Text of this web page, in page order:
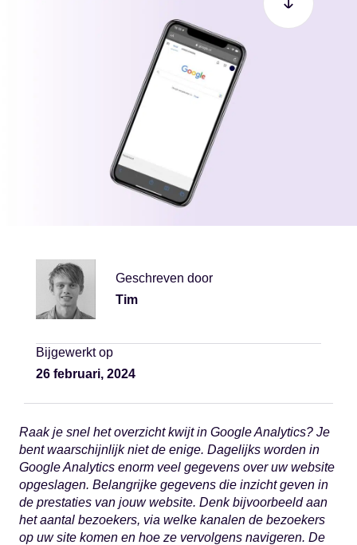
Geschreven door
Tim
Bijgewerkt op
26 februari, 2024
Raak je snel het overzicht kwijt in Google Analytics? Je
bent waarschijnlijk niet de enige. Dagelijks worden in
Google Analytics enorm veel gegevens over uw website
opgeslagen. Belangrijke gegevens die inzicht geven in
de prestaties van jouw website. Denk bijvoorbeeld aan
het aantal bezoekers, via welke kanalen de bezoekers
op uw site komen en hoe ze vervolgens navigeren. De